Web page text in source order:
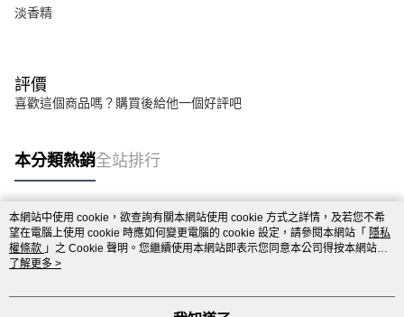
淡香精
評價
喜歡這個商品嗎？購買後給他一個好評吧
本分類熱銷全站排行
熱門標籤
本網站中使用 cookie，欲查詢有關本網站使用 cookie 方式之詳情，及若您不希
望在電腦上使用 cookie 時應如何變更電腦的 cookie 設定，請參閱本網站「 隱私
權條款 」之 Cookie 聲明。您繼續使用本網站即表示您同意本公司得按本網站使
用條款之 Cookie 聲明使用 cookie。
了解更多 >